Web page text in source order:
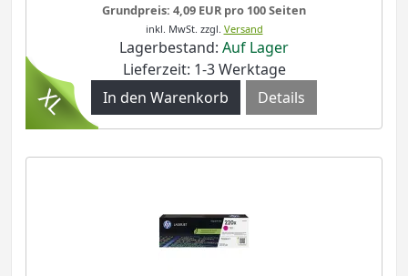
Grundpreis: 4,09 EUR pro 100 Seiten
inkl. MwSt. zzgl. Versand
Lagerbestand: Auf Lager
Lieferzeit: 1-3 Werktage
Details